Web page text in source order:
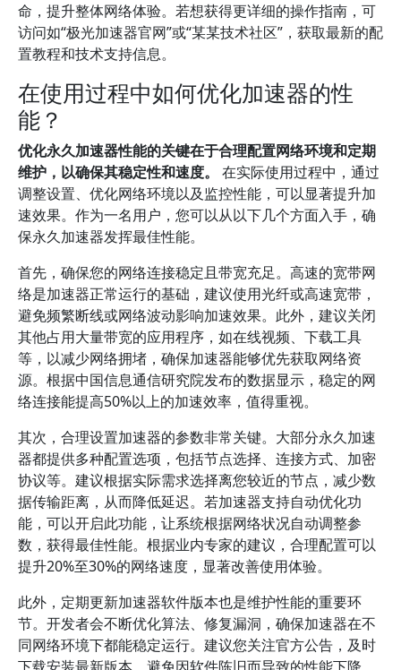
命，提升整体网络体验。若想获得更详细的操作指南，可
访问如“极光加速器官网”或“某某技术社区”，获取最新的配
置教程和技术支持信息。
在使用过程中如何优化加速器的性
能？
优化永久加速器性能的关键在于合理配置网络环境和定期
维护，以确保其稳定性和速度。
在实际使用过程中，通过
调整设置、优化网络环境以及监控性能，可以显著提升加
速效果。作为一名用户，您可以从以下几个方面入手，确
保永久加速器发挥最佳性能。
首先，确保您的网络连接稳定且带宽充足。高速的宽带网
络是加速器正常运行的基础，建议使用光纤或高速宽带，
避免频繁断线或网络波动影响加速效果。此外，建议关闭
其他占用大量带宽的应用程序，如在线视频、下载工具
等，以减少网络拥堵，确保加速器能够优先获取网络资
源。根据中国信息通信研究院发布的数据显示，稳定的网
络连接能提高50%以上的加速效率，值得重视。
其次，合理设置加速器的参数非常关键。大部分永久加速
器都提供多种配置选项，包括节点选择、连接方式、加密
协议等。建议根据实际需求选择离您较近的节点，减少数
据传输距离，从而降低延迟。若加速器支持自动优化功
能，可以开启此功能，让系统根据网络状况自动调整参
数，获得最佳性能。根据业内专家的建议，合理配置可以
提升20%至30%的网络速度，显著改善使用体验。
此外，定期更新加速器软件版本也是维护性能的重要环
节。开发者会不断优化算法、修复漏洞，确保加速器在不
同网络环境下都能稳定运行。建议您关注官方公告，及时